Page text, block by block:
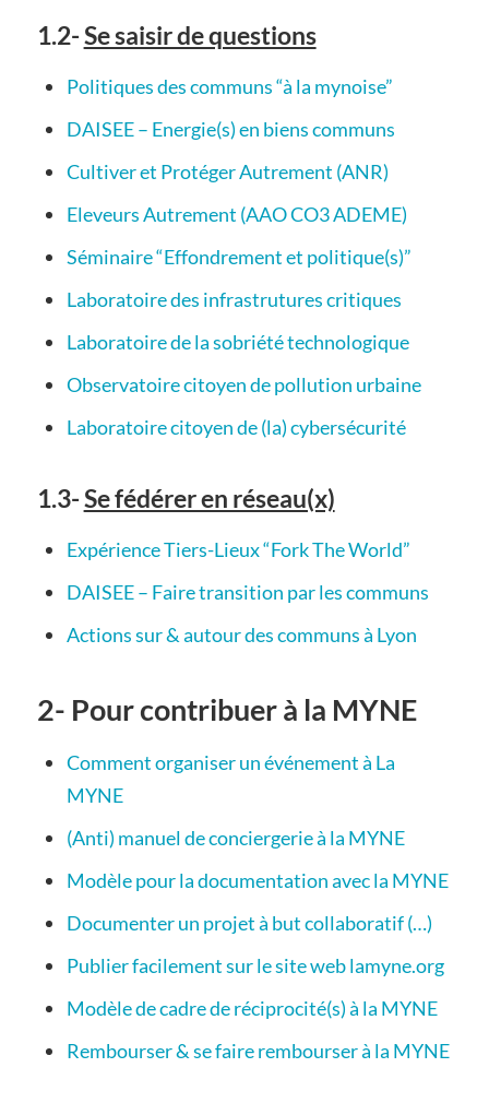
1.2-Se saisir de questions
Politiques des communs “à la mynoise”
DAISEE – Energie(s) en biens communs
Cultiver et Protéger Autrement (ANR)
Eleveurs Autrement (AAO CO3 ADEME)
Séminaire “Effondrement et politique(s)”
Laboratoire des infrastrutures critiques
Laboratoire de la sobriété technologique
Observatoire citoyen de pollution urbaine
Laboratoire citoyen de (la) cybersécurité
1.3-Se fédérer en réseau(x)
Expérience Tiers-Lieux “Fork The World”
DAISEE – Faire transition par les communs
Actions sur & autour des communs à Lyon
2- Pour contribuer à la MYNE
Comment organiser un événement à La
MYNE
(Anti) manuel de conciergerie à la MYNE
Modèle pour la documentation avec la MYNE
Documenter un projet à but collaboratif (…)
Publier facilement sur le site web lamyne.org
Modèle de cadre de réciprocité(s) à la MYNE
Rembourser & se faire rembourser à la MYNE